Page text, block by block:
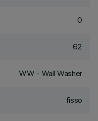
0
62
WW - Wall Washer
fisso